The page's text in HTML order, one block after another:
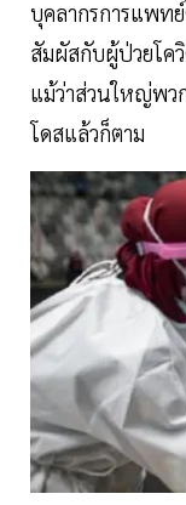
บุคลากรการแพท
สัมผัสกับผู้ป่วยโค
แม้ว่าส่วนใหญ่พว
โดสแล้วก็ตาม